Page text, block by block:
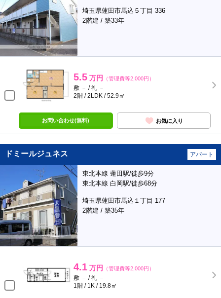
埼玉県蓮田市馬込５丁目 336
2階建 / 築33年
5.5 万円 （管理費等2,000円）
敷 － / 礼 －
2階 / 2LDK / 52.9㎡
お問い合わせ(無料) お気に入り
ドミールジュネス アパート
東北本線 蓮田駅/徒歩9分
東北本線 白岡駅/徒歩68分
埼玉県蓮田市馬込１丁目 177
2階建 / 築35年
4.1 万円 （管理費等2,000円）
敷 － / 礼 －
1階 / 1K / 19.8㎡